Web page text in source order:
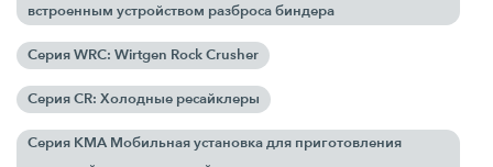
встроенным устройством разброса биндера
Серия WRC: Wirtgen Rock Crusher
Серия CR: Холодные ресайклеры
Серия KMA Мобильная установка для приготовления